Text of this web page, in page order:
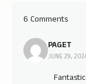
6 Comments
PAGET
JUNE 29,